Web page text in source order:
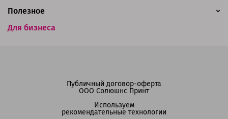
Для бизнеса
Полезное
Публичный договор-оферта
ООО Солюшнс Принт
Используем
рекомендательные технологии